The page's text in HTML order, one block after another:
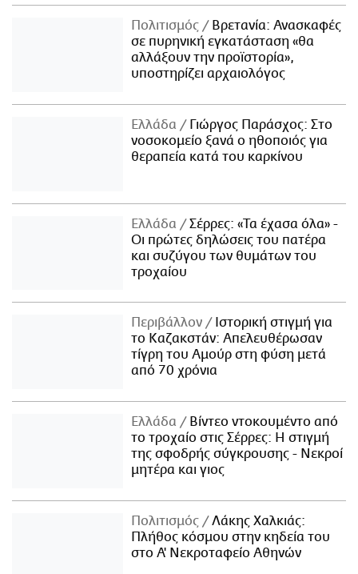
Πολιτισμός
Βρετανία: Ανασκαφές
σε πυρηνική εγκατάσταση «θα
αλλάξουν την προϊστορία»,
υποστηρίζει αρχαιολόγος
Ελλάδα
Γιώργος Παράσχος: Στο
νοσοκομείο ξανά ο ηθοποιός για
θεραπεία κατά του καρκίνου
Ελλάδα
Σέρρες: «Τα έχασα όλα» -
Οι πρώτες δηλώσεις του πατέρα
και συζύγου των θυμάτων του
τροχαίου
Περιβάλλον
Ιστορική στιγμή για
το Καζακστάν: Απελευθέρωσαν
τίγρη του Αμούρ στη φύση μετά
από 70 χρόνια
Ελλάδα
Βίντεο ντοκουμέντο από
το τροχαίο στις Σέρρες: Η στιγμή
της σφοδρής σύγκρουσης - Νεκροί
μητέρα και γιος
Πολιτισμός
Λάκης Χαλκιάς:
Πλήθος κόσμου στην κηδεία του
στο Α' Νεκροταφείο Αθηνών